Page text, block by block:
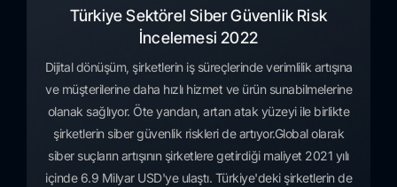
Türkiye Sektörel Siber Güvenlik Risk
İncelemesi 2022
Dijital dönüşüm, şirketlerin iş süreçlerinde verimlilik artışına
ve müşterilerine daha hızlı hizmet ve ürün sunabilmelerine
olanak sağlıyor. Öte yandan, artan atak yüzeyi ile birlikte
şirketlerin siber güvenlik riskleri de artıyor.Global olarak
siber suçların artışının şirketlere getirdiği maliyet 2021 yılı
içinde 6.9 Milyar USD'ye ulaştı. Türkiye'deki şirketlerin de